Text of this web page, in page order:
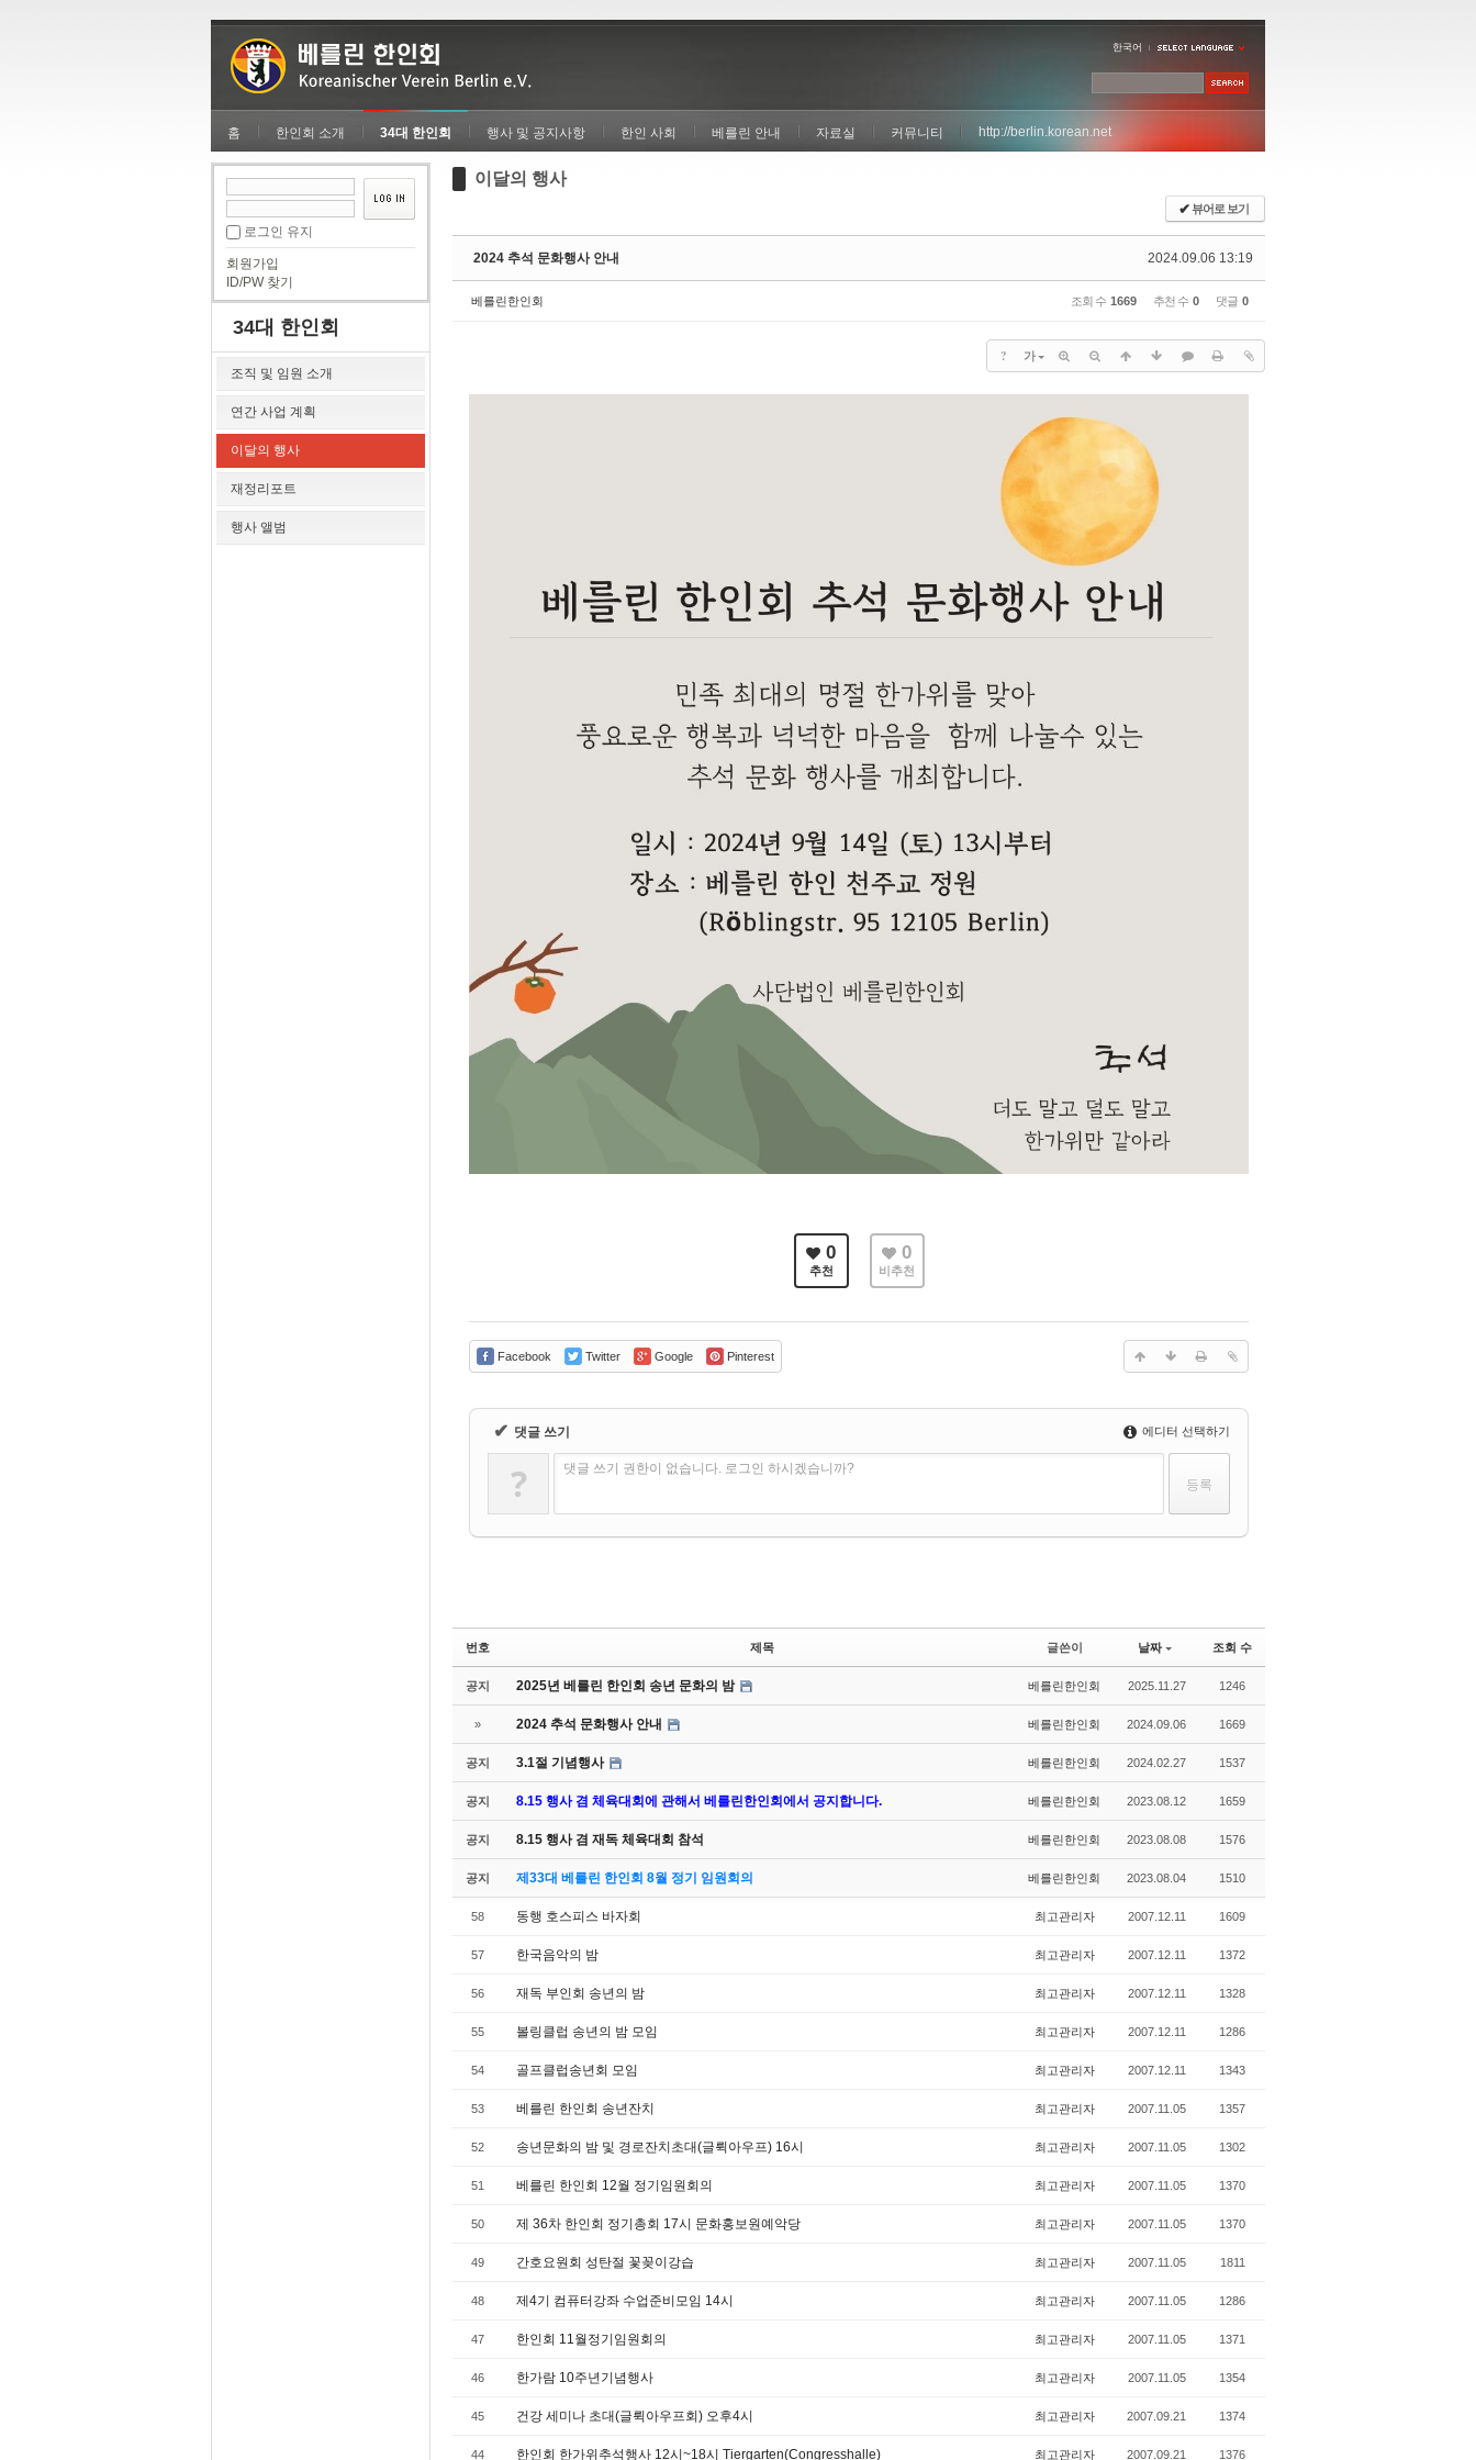
한국어
홈 한인회 소개 34대 한인회 행사 및 공지사항 한인 사회 베를린 안내 자료실 커뮤니티 http://berlin.korean.net
로그인 유지
회원가입
ID/PW 찾기
34대 한인회
조직 및 임원 소개
연간 사업 계획
이달의 행사
재정리포트
행사 앨범
이달의 행사
✔뷰어로 보기
2024.09.06 13:19
2024 추석 문화행사 안내
베를린한인회 조회 수 1669 추천 수 0 댓글 0
? 가
0
추천
0
비추천
Facebook Twitter Google Pinterest
✔ 댓글 쓰기 에디터 선택하기
? 댓글 쓰기 권한이 없습니다. 로그인 하시겠습니까?
번호 제목 글쓴이 날짜 조회 수
공지 2025년 베를린 한인회 송년 문화의 밤 베를린한인회 2025.11.27 1246
» 2024 추석 문화행사 안내 베를린한인회 2024.09.06 1669
공지 3.1절 기념행사 베를린한인회 2024.02.27 1537
공지 8.15 행사 겸 체육대회에 관해서 베를린한인회에서 공지합니다. 베를린한인회 2023.08.12 1659
공지 8.15 행사 겸 재독 체육대회 참석 베를린한인회 2023.08.08 1576
공지 제33대 베를린 한인회 8월 정기 임원회의 베를린한인회 2023.08.04 1510
58 동행 호스피스 바자회 최고관리자 2007.12.11 1609
57 한국음악의 밤 최고관리자 2007.12.11 1372
56 재독 부인회 송년의 밤 최고관리자 2007.12.11 1328
55 볼링클럽 송년의 밤 모임 최고관리자 2007.12.11 1286
54 골프클럽송년회 모임 최고관리자 2007.12.11 1343
53 베를린 한인회 송년잔치 최고관리자 2007.11.05 1357
52 송년문화의 밤 및 경로잔치초대(글뤽아우프) 16시 최고관리자 2007.11.05 1302
51 베를린 한인회 12월 정기임원회의 최고관리자 2007.11.05 1370
50 제 36차 한인회 정기총회 17시 문화홍보원예악당 최고관리자 2007.11.05 1370
49 간호요원회 성탄절 꽃꽂이강습 최고관리자 2007.11.05 1811
48 제4기 컴퓨터강좌 수업준비모임 14시 최고관리자 2007.11.05 1286
47 한인회 11월정기임원회의 최고관리자 2007.11.05 1371
46 한가람 10주년기념행사 최고관리자 2007.11.05 1354
45 건강 세미나 초대(글뤽아우프회) 오후4시 최고관리자 2007.09.21 1374
44 한인회 한가위추석행사 12시~18시 Tiergarten(Congresshalle) 최고관리자 2007.09.21 1376
Sketchbook5, 스케치북5
Sketchbook5, 스케치북5
Sketchbook5, 스케치북5